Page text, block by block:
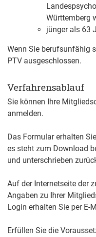
Württemberg
jünger als 63
Wenn Sie berufsunfähig
PTV ausgeschlossen.
Verfahrensablauf
Sie können Ihre
anmelden.
Das Formular erhalten
es steht zum Download
und unterschrieben
Auf der Internetseite der
Angaben zu Ihrer
Login erhalten Sie per E-
Erfüllen Sie die